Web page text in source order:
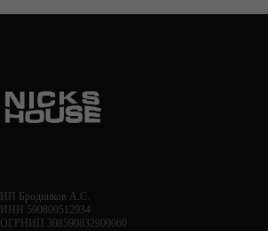
ИП Бродников А.С.
ИНН 590809512934
ОГРНИП 308590832900060